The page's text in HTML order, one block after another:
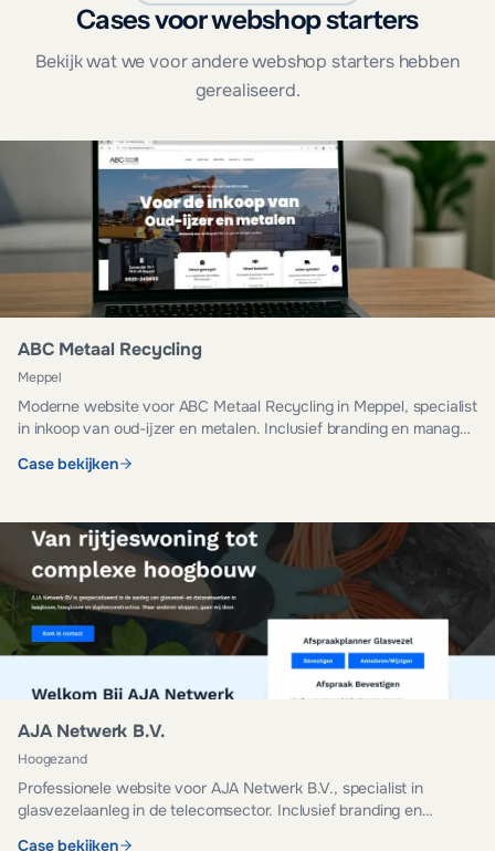
Cases voor webshop starters
Bekijk wat we voor andere webshop starters hebben
gerealiseerd.
ABC Metaal Recycling
Meppel
Moderne website voor ABC Metaal Recycling in Meppel, specialist
in inkoop van oud-ijzer en metalen. Inclusief branding en managed
Case bekijken
AJA Netwerk B.V.
Hoogezand
Professionele website voor AJA Netwerk B.V., specialist in
glasvezelaanleg in de telecomsector. Inclusief branding en
Case bekijken